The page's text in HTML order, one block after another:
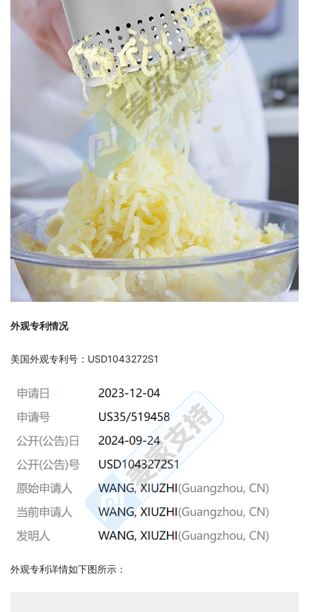
外观专利情况
美国外观专利号：USD1043272S1
外观专利详情如下图所示：